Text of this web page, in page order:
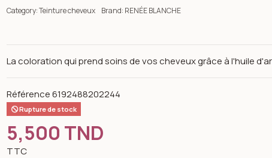
Category:Teinture cheveux Brand: RENÉE BLANCHE
La coloration qui prend soins de vos cheveux grâce à l'huile
Référence 6192488202244
Rupture de stock
5,500 TND
TTC